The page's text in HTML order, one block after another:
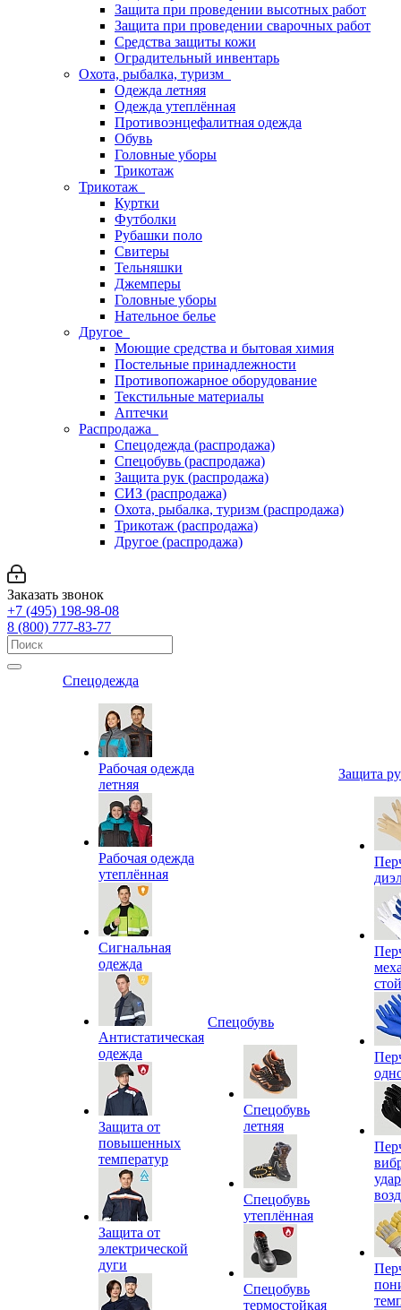
Защита при проведении высотных работ
Защита при проведении сварочных работ
Средства защиты кожи
Оградительный инвентарь
Охота, рыбалка, туризм
Одежда летняя
Одежда утеплённая
Противоэнцефалитная одежда
Обувь
Головные уборы
Трикотаж
Трикотаж
Куртки
Футболки
Рубашки поло
Свитеры
Тельняшки
Джемперы
Головные уборы
Нательное белье
Другое
Моющие средства и бытовая химия
Постельные принадлежности
Противопожарное оборудование
Текстильные материалы
Аптечки
Распродажа
Спецодежда (распродажа)
Спецобувь (распродажа)
Защита рук (распродажа)
СИЗ (распродажа)
Охота, рыбалка, туризм (распродажа)
Трикотаж (распродажа)
Другое (распродажа)
Заказать звонок
+7 (495) 198-98-08
8 (800) 777-83-77
Спецодежда
Рабочая одежда
летняя
Рабочая одежда
утеплённая
Сигнальная
одежда
Антистатическая
одежда
Защита от
повышенных
температур
Защита от
электрической
дуги
Спецобувь
Спецобувь
летняя
Спецобувь
утеплённая
Спецобувь
термостойкая
Защита